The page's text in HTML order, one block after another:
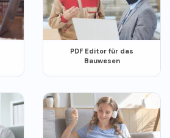
PDF Editor für das
Bauwesen